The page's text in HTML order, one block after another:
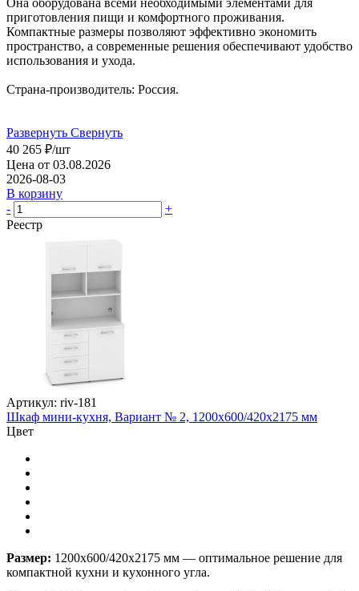
приготовления пищи и комфортного проживания.
Компактные размеры позволяют эффективно экономить
пространство, а современные решения обеспечивают удобство
использования и ухода.
Страна-производитель: Россия.
Развернуть Свернуть
40 265 ₽/шт
Цена от 03.08.2026
2026-08-03
В корзину
-
+
Реестр
Артикул: riv-181
Шкаф мини-кухня, Вариант № 2, 1200х600/420х2175 мм
Цвет
Размер: 1200х600/420х2175 мм — оптимальное решение для
компактной кухни и кухонного угла.